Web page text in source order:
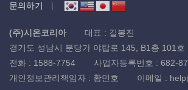
문의하기
(주)시온코리아
대표 : 길봉진
경기도 성남시 분당가 야탑로 145, B1층 101호
전화 : 1588-7754 사업자등록번호 : 682-
개인정보관리책임자 : 황민호
이메일 :